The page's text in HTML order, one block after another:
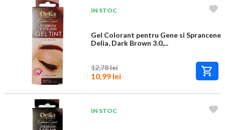
IN STOC
Gel Colorant pentru Gene si Sprancene
Delia, Dark Brown 3.0,...
12,78 lei
10,99 lei
IN STOC